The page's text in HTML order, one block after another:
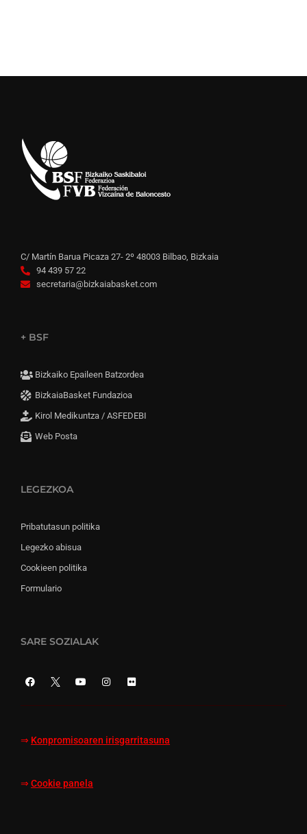
C/ Martín Barua Picaza 27- 2º 48003 Bilbao, Bizkaia
94 439 57 22
secretaria@bizkaiabasket.com
+ BSF
Bizkaiko Epaileen Batzordea
BizkaiaBasket Fundazioa
Kirol Medikuntza / ASFEDEBI
Web Posta
LEGEZKOA
Pribatutasun politika
Legezko abisua
Cookieen politika
Formulario
SARE SOZIALAK
⇒ Konpromisoaren irisgarritasuna
⇒ Cookie panela